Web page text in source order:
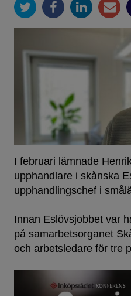
I februari lämnade
upphandlare i skånska
upphandlingschef i
Innan Eslövsjobbet var
på samarbetsorganet
och arbetsledare för tre